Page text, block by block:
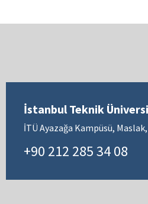
İstanbul Teknik
İTÜ Ayazağa Kampüsü,
+90 212 285 34 08